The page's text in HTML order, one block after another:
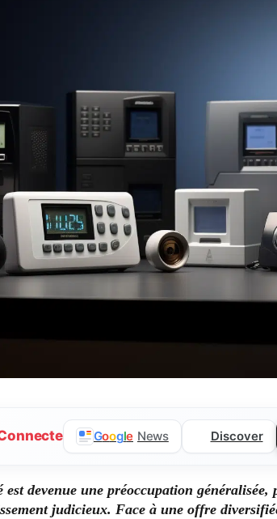
Google News Discover
devenue une préoccupation généralisée,
judicieux. Face à une offre